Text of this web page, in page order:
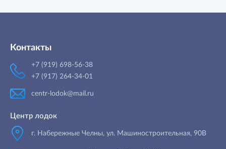
Контакты
+7 (919) 698-56-38
+7 (917) 264-34-01
centr-lodok@mail.ru
Центр лодок
г. Набережные Челны, ул. Машиностроительная, 90B